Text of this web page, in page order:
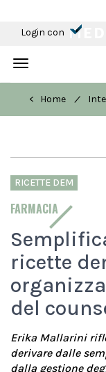
Login con
Toggle
< Home
/
RICETTE DEM
FARMACIA
ricette
del
Erika Mallarini
derivare dalle
dalla gestione